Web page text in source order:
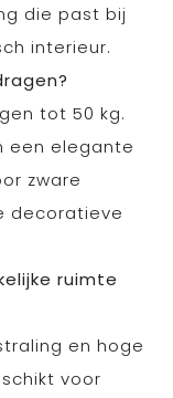
die past bij
interieur.
tot 50 kg.
een elegante
zware
decoratieve
ruimte
en hoge
voor